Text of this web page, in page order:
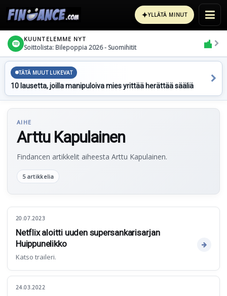
✦YLLÄTÄ MINUT
KUUNTELEMME NYT
Soittolista: Bilepoppia 2026 - Suomihitit
TÄTÄ MUUT LUKEVAT
10 lausetta, joilla manipuloiva mies yrittää herättää sääliä
AIHE
Arttu Kapulainen
Findancen artikkelit aiheesta Arttu Kapulainen.
5 artikkelia
20.07.2023
Netflix aloitti uuden supersankarisarjan
Huippunelikko
Katso traileri.
24.03.2022